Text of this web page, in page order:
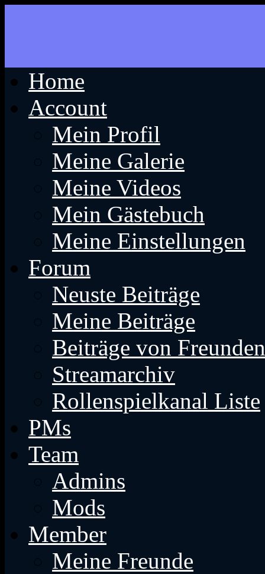
Home
Account
Mein Profil
Meine Galerie
Meine Videos
Mein Gästebuch
Meine Einstellungen
Forum
Neuste Beiträge
Meine Beiträge
Beiträge von Freunden
Streamarchiv
Rollenspielkanal Liste
PMs
Team
Admins
Mods
Member
Meine Freunde